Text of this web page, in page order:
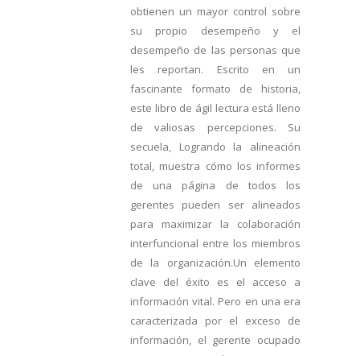
obtienen un mayor control sobre
su propio desempeño y el
desempeño de las personas que
les reportan. Escrito en un
fascinante formato de historia,
este libro de ágil lectura está lleno
de valiosas percepciones. Su
secuela, Logrando la alineación
total, muestra cómo los informes
de una página de todos los
gerentes pueden ser alineados
para maximizar la colaboración
interfuncional entre los miembros
de la organización.Un elemento
clave del éxito es el acceso a
información vital. Pero en una era
caracterizada por el exceso de
información, el gerente ocupado